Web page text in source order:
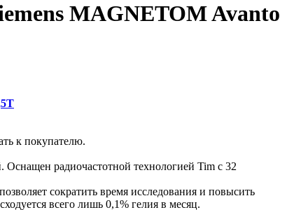
MAGNETOM Avanto
к покупателю.
радиочастотной технологией Tim с 32
сократить время исследования и повысить
всего лишь 0,1% гелия в месяц.